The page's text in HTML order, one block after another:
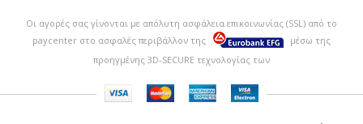
Οι αγορές σας γίνονται με απόλυτη ασφάλεια επικοινωνίας (SSL) από το
paycenter στο ασφαλές περιβάλλον της
μέσω της
προηγμένης 3D-SECURE τεχνολογίας των